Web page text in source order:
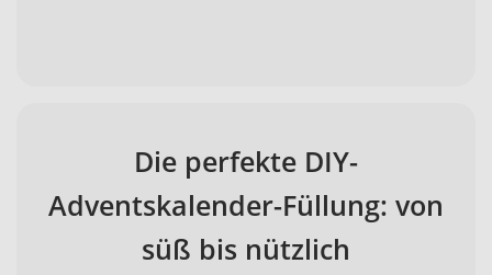
Die perfekte DIY-
Adventskalender-Füllung: von
süß bis nützlich